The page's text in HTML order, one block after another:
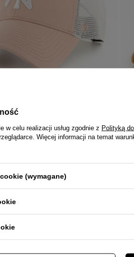
zł
w celu realizacji usług zgodnie z Polityką
Więcej informacji na temat
(wymagane)